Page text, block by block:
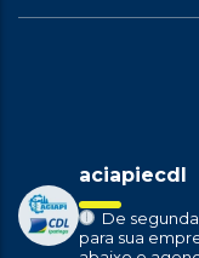
aciapiecdl
De segunda
para sua